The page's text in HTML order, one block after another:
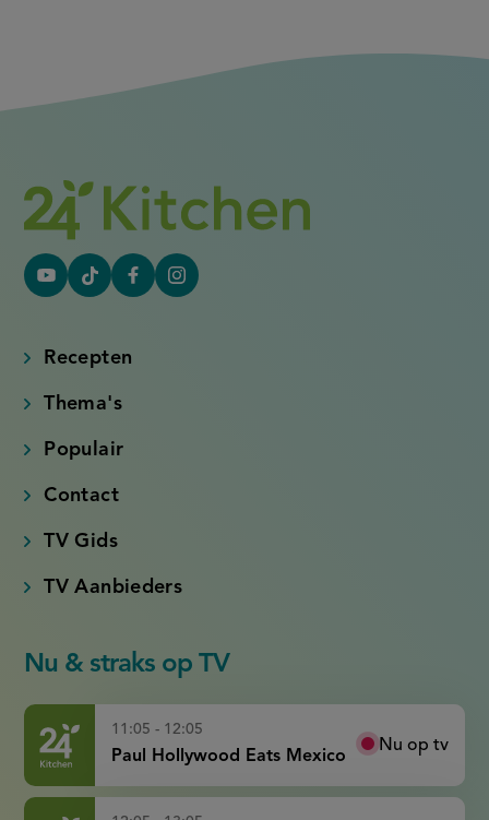
YouTube
link)
Tiktok
link)
FacebookInstagram
Recepten
Thema's
Populair
Contact
TV Gids
TV Aanbieders
Nu & straks op TV
11:05 - 12:05
Paul Hollywood Eats Mexico
Nu op tv